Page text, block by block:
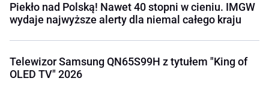
Piekło nad Polską! Nawet 40 stopni w cieniu. IMGW
wydaje najwyższe alerty dla niemal całego kraju
Telewizor Samsung QN65S99H z tytułem "King of
OLED TV" 2026